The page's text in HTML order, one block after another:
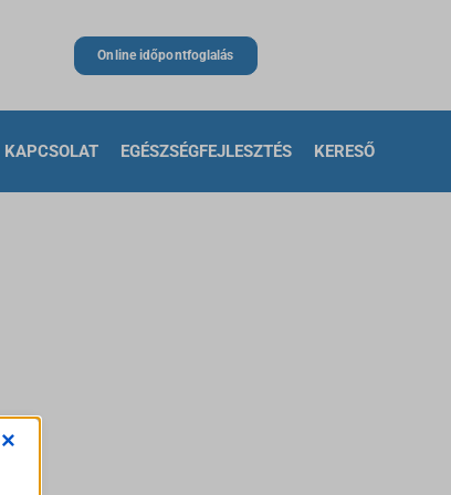
Online időpontfoglalás
KAPCSOLAT EGÉSZSÉGFEJLESZTÉS KERESŐ
×